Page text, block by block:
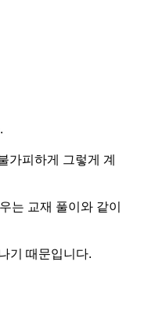
가피하게 그렇게 계
는 교재 풀이와 같이
기 때문입니다.